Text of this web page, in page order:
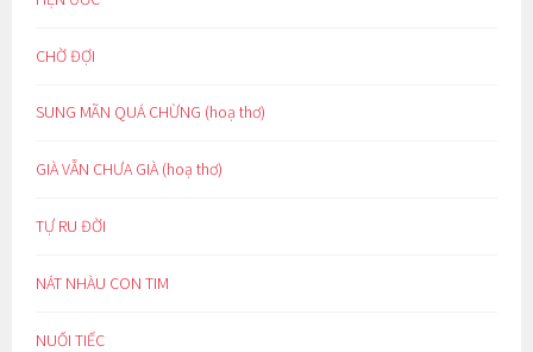
CHỜ ĐỢI
SUNG MÃN QUÁ CHỪNG (hoạ thơ)
GIÀ VẪN CHƯA GIÀ (hoạ thơ)
TỰ RU ĐỜI
NÁT NHÀU CON TIM
NUỐI TIẾC